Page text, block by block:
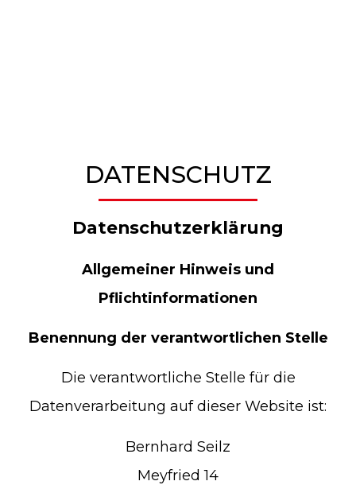
DATENSCHUTZ
Datenschutzerklärung
Allgemeiner Hinweis und
Pflichtinformationen
Benennung der verantwortlichen Stelle
Die verantwortliche Stelle für die
Datenverarbeitung auf dieser Website ist:
Bernhard Seilz
Meyfried 14